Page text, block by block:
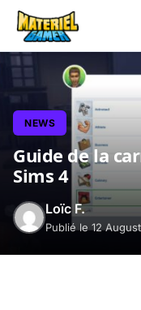
NEWS
Guide de la
Sims 4
Loïc F.
Publié le 12